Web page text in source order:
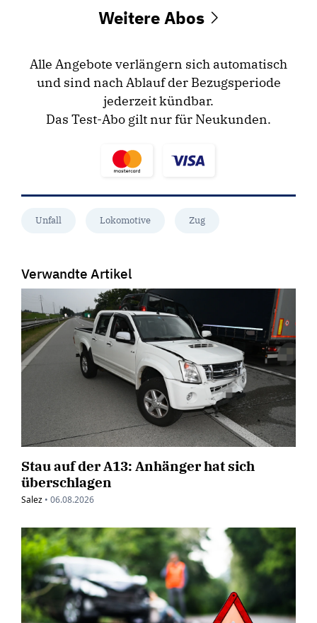
Weitere Abos
Alle Angebote verlängern sich automatisch
und sind nach Ablauf der Bezugsperiode
jederzeit kündbar.
Das Test-Abo gilt nur für Neukunden.
Unfall Lokomotive Zug
Verwandte Artikel
Stau auf der A13: Anhänger hat sich
überschlagen
Salez • 06.08.2026